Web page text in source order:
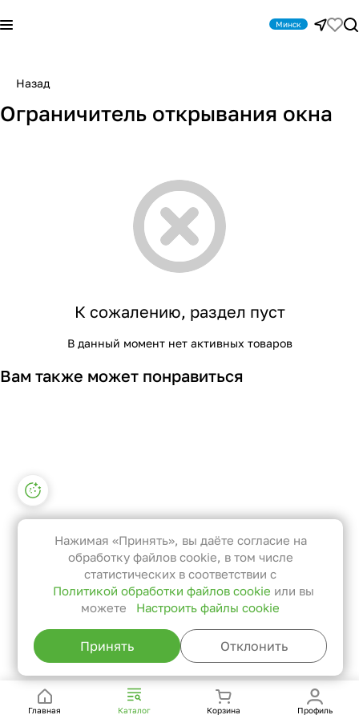
Минск
Назад
Ограничитель открывания окна
К сожалению, раздел пуст
В данный момент нет активных товаров
Вам также может понравиться
Главная Каталог Корзина Профиль
Настройки файлов cookie
Функциональные
Эти файлы необходимы для
функционирования сайта и не
могут быть отключены в наших
системах. Вы можете настроить
браузер так, чтобы он блокировал
их или уведомлял вас об их
использовании, но в таком случае
сайта не будут работать.
Нажимая «Принять», вы даёте согласие на
обработку файлов cookie, в том числе
статистических в соответствии с
Политикой обработки файлов cookie или вы
можете
Настроить файлы cookie
Принять Отклонить